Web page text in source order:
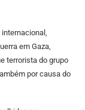
em Gaza,
terrorista do grupo
por causa do